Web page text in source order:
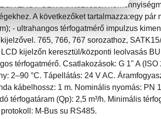
EASY ULTRA. Közvetlen
A következőket tartalmazza:egy pár
- ultrahangos térfogatmérő impulzus
765, 766, 767 sorozathoz,
kijelzőn keresztül/központi leolvasás
térfogatmérő. Csatlakozások: G 1" A (ISO
2–90 °C. Tápellátás: 24 V AC.
kábelhossz: 1 m. Nominális nyomás: PN
térfogatáram (Qp): 2,5 m³/h. Minimális
M-Bus su RS485.